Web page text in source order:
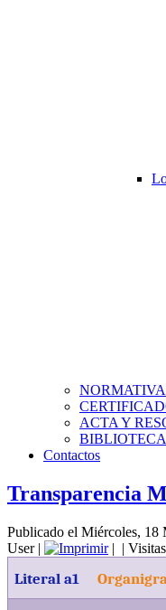
NORMATIVA
ACTA Y
BIBLIOTECA
Contactos
Transparencia
Publicado el Miércoles, 18
User| | |
Literal a1